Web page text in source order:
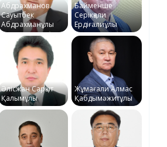
Абдрахманов
Сауытбек
Абдрахманұлы
Байменше
Серікқали
Ердіғалиұлы
Әлісжан Сарқыт
Қалымұлы
Жұмағали Алмас
Қабдымәжитұлы